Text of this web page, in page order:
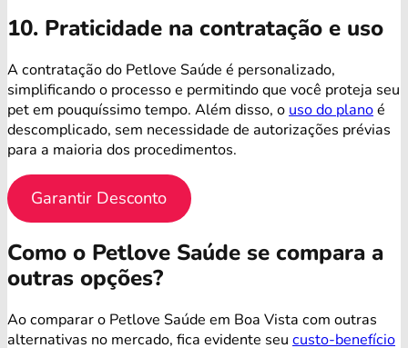
10. Praticidade na contratação e uso
A contratação do Petlove Saúde é personalizado,
simplificando o processo e permitindo que você proteja seu
pet em pouquíssimo tempo. Além disso, o uso do planoé
descomplicado, sem necessidade de autorizações prévias
para a maioria dos procedimentos.
Garantir Desconto
Como o Petlove Saúde se compara a
outras opções?
Ao comparar o Petlove Saúde em Boa Vista com outras
alternativas no mercado, fica evidente seu custo-benefício